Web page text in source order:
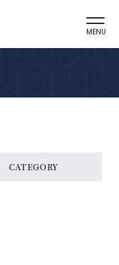
MENU
CATEGORY